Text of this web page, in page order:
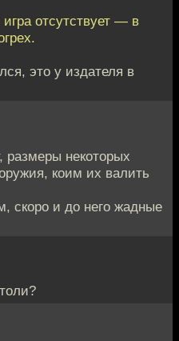
отсутствует — в
это у издателя в
размеры некоторых
коим их валить
скоро и до него жадные